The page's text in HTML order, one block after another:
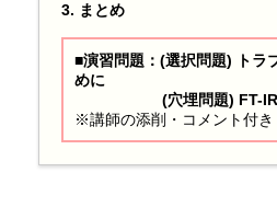
3. まとめ
■演習問題：(選択問題) トラ
めに
(穴埋問題) FT-IRス
※講師の添削・コメント付き